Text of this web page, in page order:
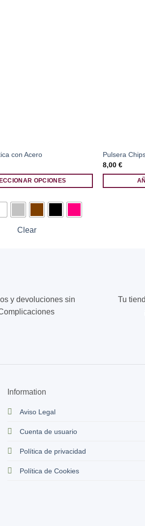
con Acero
OPCIONES
Clear
Pulsera
8,00 €
y devoluciones sin
Tu
Information
Aviso Legal
Cuenta de usuario
Política de privacidad
Política de Cookies